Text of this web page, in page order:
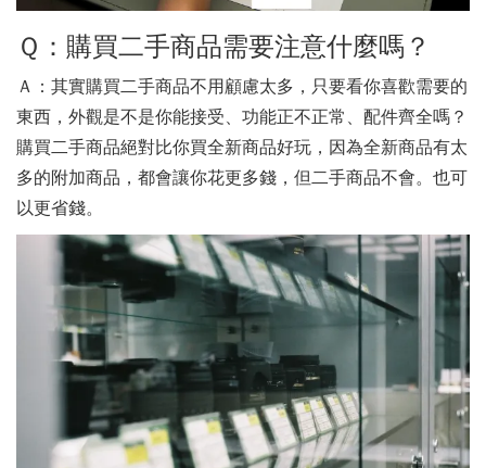
Ｑ：購買二手商品需要注意什麼嗎？
Ａ：其實購買二手商品不用顧慮太多，只要看你喜歡需要的
東西，外觀是不是你能接受、功能正不正常、配件齊全嗎？
購買二手商品絕對比你買全新商品好玩，因為全新商品有太
多的附加商品，都會讓你花更多錢，但二手商品不會。也可
以更省錢。